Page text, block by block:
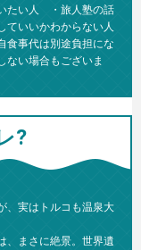
たい人 ・旅人塾の話
いいかわからない人
食事代は別途負担にな
ない場合もございま
?
、実はトルコも温泉大
、まさに絶景。世界遺